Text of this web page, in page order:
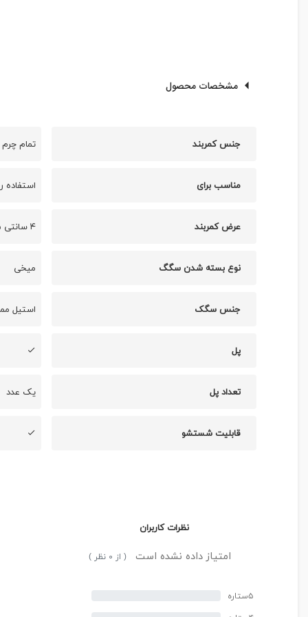
مشخصات محصول
جنس کمربند تمام
مناسب برای استفاده
عرض کمربند ۴ سانتی متر
نوع بسته شدن سگگ میخی
جنس سگک استیل
پل
تعداد پل یک عدد
قابلیت شستشو
نظرات کاربران
امتیاز داده نشده است ( از ۰ نظر )
۵ستاره